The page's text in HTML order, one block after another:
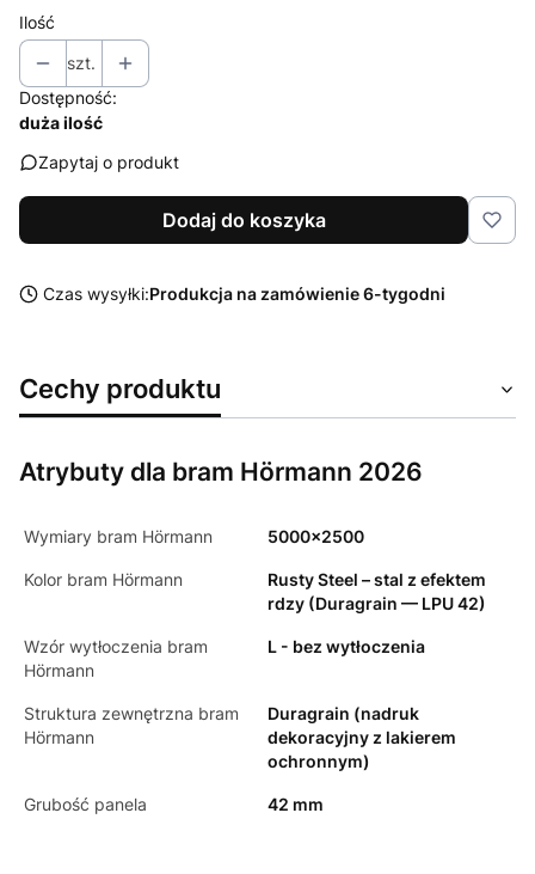
Ilość
szt.
Dostępność:
duża ilość
Zapytaj o produkt
Dodaj do koszyka
Czas wysyłki:Produkcja na zamówienie 6-tygodni
Cechy produktu
Atrybuty dla bram Hörmann 2026
Wymiary bram Hörmann 5000x2500
Kolor bram Hörmann
Rusty Steel – stal z efektem
rdzy (Duragrain — LPU 42)
Wzór wytłoczenia bram
Hörmann
L - bez wytłoczenia
Struktura zewnętrzna bram
Hörmann
Duragrain (nadruk
dekoracyjny z lakierem
ochronnym)
Grubość panela 42 mm